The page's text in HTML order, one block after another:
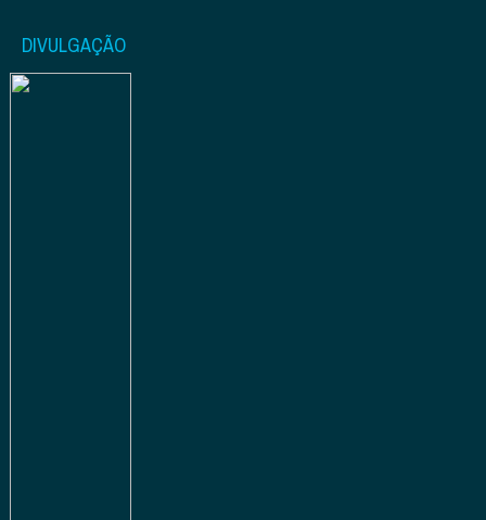
DIVULGAÇÃO